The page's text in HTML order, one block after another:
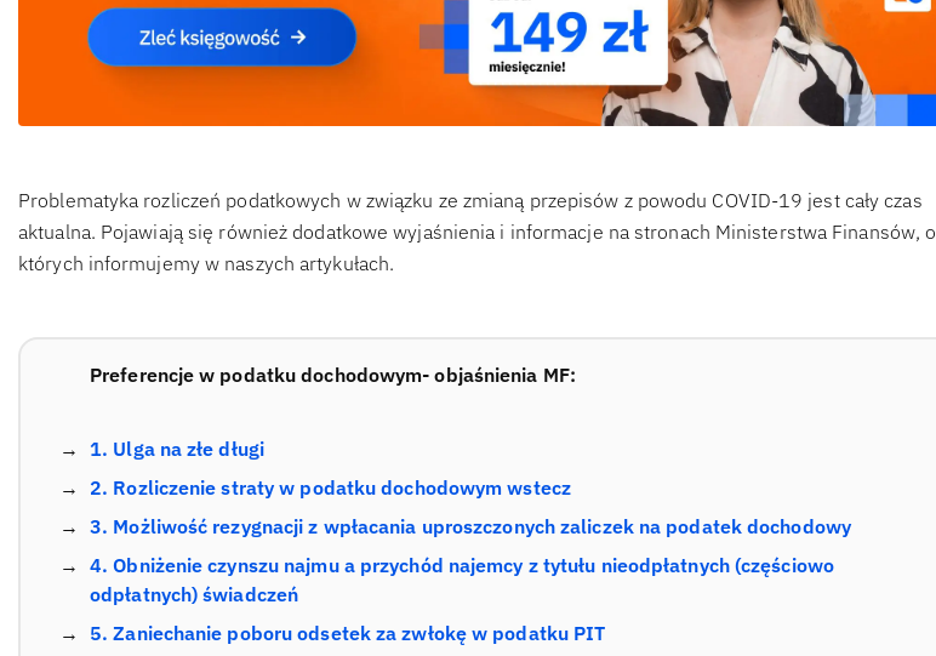
Problematyka rozliczeń podatkowych w związku ze zmianą przepisów z powodu COVID-19 jest cały czas
aktualna. Pojawiają się również dodatkowe wyjaśnienia i informacje na stronach Ministerstwa Finansów, o
których informujemy w naszych artykułach.
Preferencje w podatku dochodowym- objaśnienia MF:
1. Ulga na złe długi
2. Rozliczenie straty w podatku dochodowym wstecz
3. Możliwość rezygnacji z wpłacania uproszczonych zaliczek na podatek dochodowy
4. Obniżenie czynszu najmu a przychód najemcy z tytułu nieodpłatnych (częściowo
odpłatnych) świadczeń
5. Zaniechanie poboru odsetek za zwłokę w podatku PIT